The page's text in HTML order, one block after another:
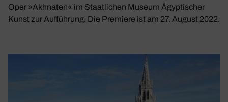
Oper »Akhnaten« im Staatlichen Museum Ägyptischer
Kunst zur Aufführung. Die Premiere ist am 27. August 2022.